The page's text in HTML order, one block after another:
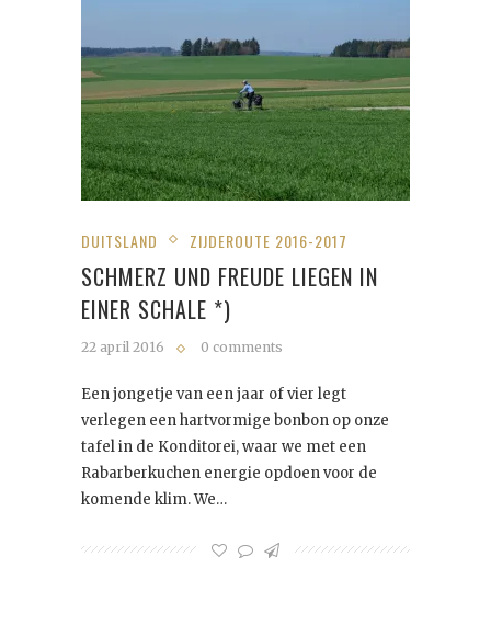
DUITSLAND ZIJDEROUTE 2016-2017
SCHMERZ UND FREUDE LIEGEN IN
EINER SCHALE *)
22 april 2016 0 comments
Een jongetje van een jaar of vier legt
verlegen een hartvormige bonbon op onze
tafel in de Konditorei, waar we met een
Rabarberkuchen energie opdoen voor de
komende klim. We…